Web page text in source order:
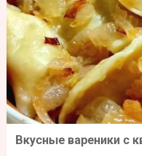
Вкусные вареники с